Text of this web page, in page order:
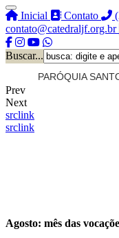
Inicial Contato
contato@catedraljf.org.br
Buscar...
PARÓQUIA
Prev
Next
srclink
srclink
Agosto: mês das